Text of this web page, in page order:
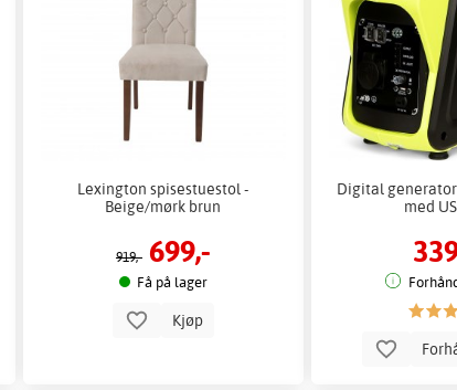
Lexington spisestuestol -
Beige/mørk brun
919,- 699,-
Få på lager
Kjøp
Digital
med